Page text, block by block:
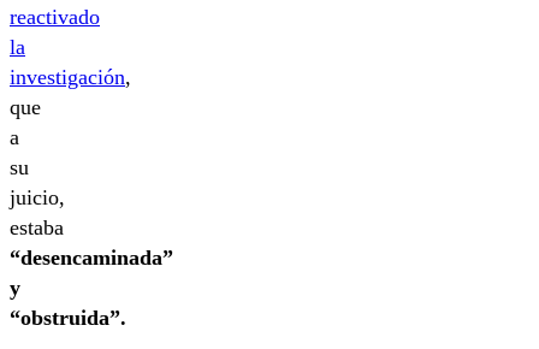
reactivado
la
investigación,
que
a
su
juicio,
estaba
“desencaminada”
y
“obstruida”.